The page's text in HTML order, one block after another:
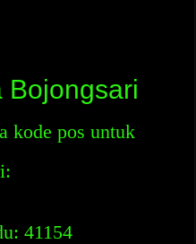
Bojongsari
kode pos untuk
41154